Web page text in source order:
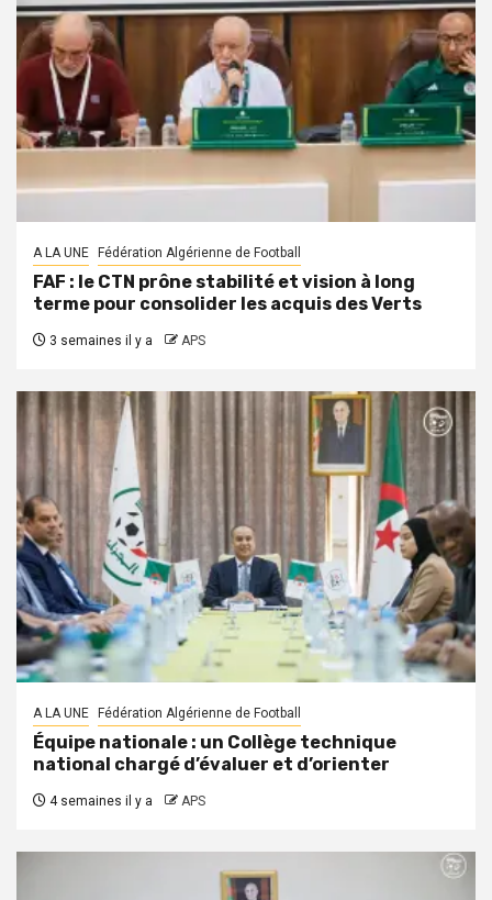
A LA UNE Fédération Algérienne de Football
FAF : le CTN prône stabilité et vision à long
terme pour consolider les acquis des Verts
3 semaines il y a APS
A LA UNE Fédération Algérienne de Football
Équipe nationale : un Collège technique
national chargé d’évaluer et d’orienter
4 semaines il y a APS